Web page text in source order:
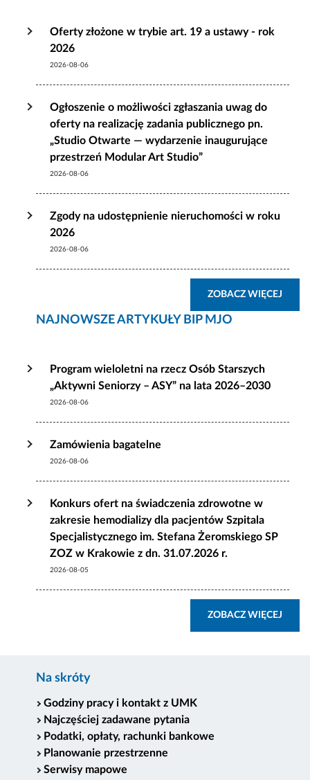
Oferty złożone w trybie art. 19 a ustawy - rok
2026
2026-08-06
Ogłoszenie o możliwości zgłaszania uwag do
oferty na realizację zadania publicznego pn.
„Studio Otwarte — wydarzenie inaugurujące
przestrzeń Modular Art Studio”
2026-08-06
Zgody na udostępnienie nieruchomości w roku
2026
2026-08-06
ZOBACZ WIĘCEJ
NAJNOWSZE ARTYKUŁY BIP MJO
Program wieloletni na rzecz Osób Starszych
„Aktywni Seniorzy – ASY” na lata 2026–2030
2026-08-06
Zamówienia bagatelne
2026-08-06
Konkurs ofert na świadczenia zdrowotne w
zakresie hemodializy dla pacjentów Szpitala
Specjalistycznego im. Stefana Żeromskiego SP
ZOZ w Krakowie z dn. 31.07.2026 r.
2026-08-05
ZOBACZ WIĘCEJ
Na skróty
Godziny pracy i kontakt z UMK
Najczęściej zadawane pytania
Podatki, opłaty, rachunki bankowe
Planowanie przestrzenne
Serwisy mapowe